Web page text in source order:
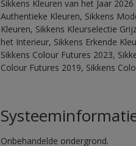
Sikkens Kleuren van het Jaar
Authentieke Kleuren, Sikkens
Kleuren, Sikkens Kleurselectie
het Interieur, Sikkens Erkende
Sikkens Colour Futures 2023,
Colour Futures 2019, Sikkens
Onbehandelde ondergrond.